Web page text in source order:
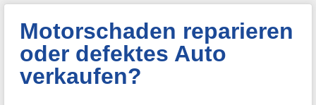
Motorschaden reparieren
oder defektes Auto
verkaufen?